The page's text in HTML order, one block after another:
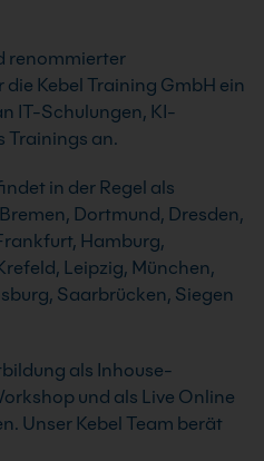
renommierter
Kebel Training GmbH ein
IT-Schulungen, KI-
Trainings an.
in der Regel als
Dortmund, Dresden,
Hamburg,
Leipzig, München,
Saarbrücken, Siegen
als Inhouse-
und als Live Online
Unser Kebel Team berät